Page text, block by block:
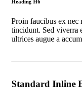
Heading H6
Proin faucibus ex nec
tincidunt. Sed viverra
ultrices augue a
Standard Inline